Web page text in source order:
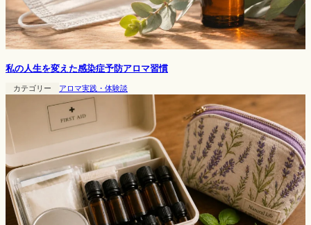
私の人生を変えた感染症予防アロマ習慣
カテゴリー アロマ実践・体験談